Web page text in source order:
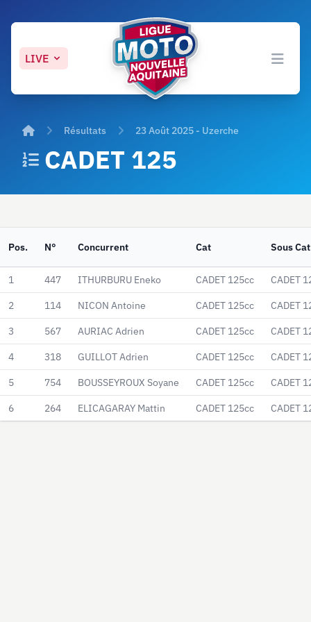
LIVE
Open
AccueilRésultats 23 Août 2025 - Uzerche
CADET 125
Pos. N° Concurrent Cat Sous
1 447 ITHURBURU Eneko CADET 125cc CADET
2 114 NICON Antoine CADET 125cc CADET
3 567 AURIAC Adrien CADET 125cc CADET
4 318 GUILLOT Adrien CADET 125cc CADET
5 754 BOUSSEYROUX Soyane CADET 125cc CADET
6 264 ELICAGARAY Mattin CADET 125cc CADET